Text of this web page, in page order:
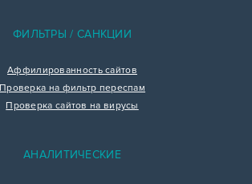
ФИЛЬТРЫ / САНКЦИИ
Аффилированность сайтов
Проверка на фильтр переспам
Проверка сайтов на вирусы
АНАЛИТИЧЕСКИЕ